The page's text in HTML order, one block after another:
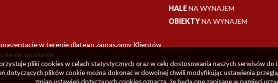
w terenie dlatego zapraszamy Klientów
spotkania.
HALENA WYNAJEM
OBIEKTYNA WYNAJEM
pliki cookies w celach statystycznych oraz w celu dostosowania naszych serwisów
dotyczących plików cookie można dokonać w dowolnej chwili modyfikując ustawienia